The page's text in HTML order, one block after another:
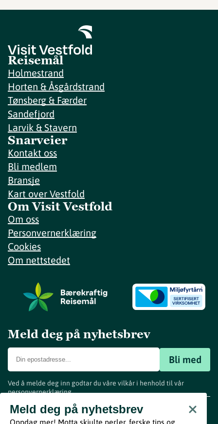
Reisemål
Holmestrand
Horten & Åsgårdstrand
Tønsberg & Færder
Sandefjord
Larvik & Stavern
Snarveier
Kontakt oss
Bli medlem
Bransje
Kart over Vestfold
Om Visit Vestfold
Om oss
Personvernerklæring
Cookies
Om nettstedet
Meld deg på nyhetsbrev
Bli med
Ved å melde deg inn godtar du våre vilkår i henhold til vår
personvernerklæring.
Meld deg på nyhetsbrev
Oppdag mer! Motta skjulte perler, ferske tips og
www.visitvestfold.com
Turistinformasjon